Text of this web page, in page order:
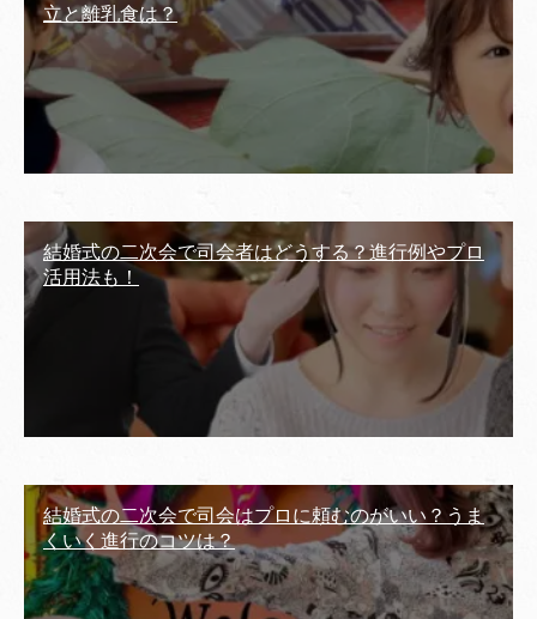
立と離乳食は？
結婚式の二次会で司会者はどうする？進行例やプロ
活用法も！
結婚式の二次会で司会はプロに頼むのがいい？うま
くいく進行のコツは？